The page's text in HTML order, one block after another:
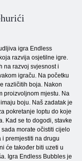
igra Endless
razvija osjetilne igre.
na razvoj svjesnost i
igraču. Na početku
različitih boja. Nakon
proizvoljnom mjestu. Na
boju. Naš zadatak je
pokretanje loptu do koje
Kad se to dogodi, stavke
morate očistiti cijelo
premjestiti na drugu
će također biti uzeti u
Igra Endless Bubbles je